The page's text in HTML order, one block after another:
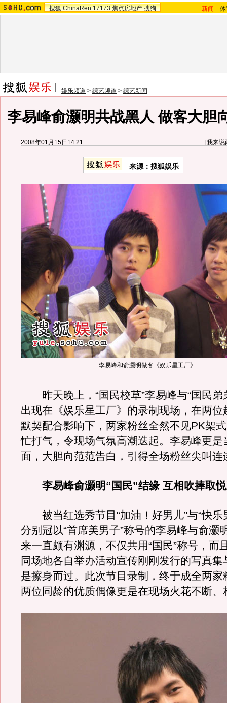
搜狐 ChinaRen 17173 焦点房地产 搜狗 新闻 -
娱乐频道 > 综艺频道 > 综艺新闻
李易峰俞灏明共战黑人 做客大胆
2008年01月15日14:21 [我来说
来源：搜狐娱乐
李易峰和俞灏明做客《娱乐星工厂》
昨天晚上，“国民校草”李易峰与“国民弟
出现在《娱乐星工厂》的录制现场，在两位
默契配合影响下，两家粉丝全然不见PK架
忙打气，令现场气氛高潮迭起。李易峰更是
面，大胆向范范告白，引得全场粉丝尖叫连
李易峰俞灏明“国民”结缘 互相吹捧取
被当红选秀节目“加油！好男儿”与“快乐
分别冠以“首席美男子”称号的李易峰与俞灏
来一直颇有渊源，不仅共用“国民”称号，而
同场地各自举办活动宣传刚刚发行的写真集
是擦身而过。此次节目录制，终于成全两家
两位同龄的优质偶像更是在现场火花不断、